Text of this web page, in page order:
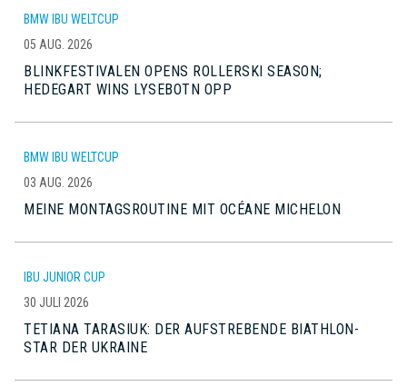
BMW IBU WELTCUP
05 AUG. 2026
BLINKFESTIVALEN OPENS ROLLERSKI SEASON;
HEDEGART WINS LYSEBOTN OPP
BMW IBU WELTCUP
03 AUG. 2026
MEINE MONTAGSROUTINE MIT OCÉANE MICHELON
IBU JUNIOR CUP
30 JULI 2026
TETIANA TARASIUK: DER AUFSTREBENDE BIATHLON-
STAR DER UKRAINE